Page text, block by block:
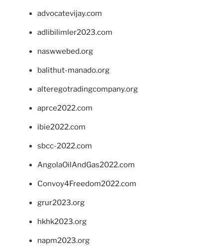
advocatevijay.com
adlibilimler2023.com
naswwebed.org
balithut-manado.org
alteregotradingcompany.org
aprce2022.com
ibie2022.com
sbcc-2022.com
AngolaOilAndGas2022.com
Convoy4Freedom2022.com
grur2023.org
hkhk2023.org
napm2023.org